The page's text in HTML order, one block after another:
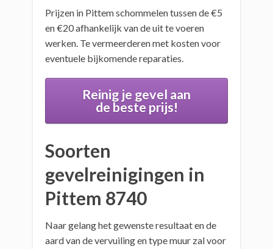
Prijzen in Pittem schommelen tussen de €5
en €20 afhankelijk van de uit te voeren
werken. Te vermeerderen met kosten voor
eventuele bijkomende reparaties.
Reinig je gevel aan
de beste prijs!
Soorten
gevelreinigingen in
Pittem 8740
Naar gelang het gewenste resultaat en de
aard van de vervuiling en type muur zal voor